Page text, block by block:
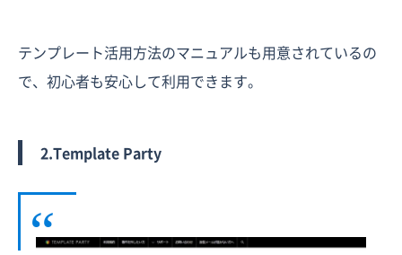
テンプレート活用方法のマニュアルも用意されているの
で、初心者も安心して利用できます。
2.Template Party